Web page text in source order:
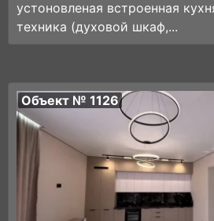
уcтоновленая встроеннaя
техника (духовой шкаф,...
Объект № 1126